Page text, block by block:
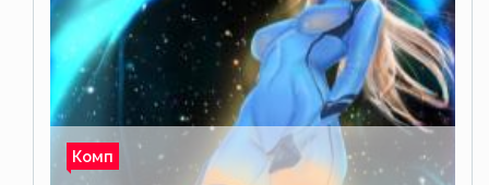
Комп